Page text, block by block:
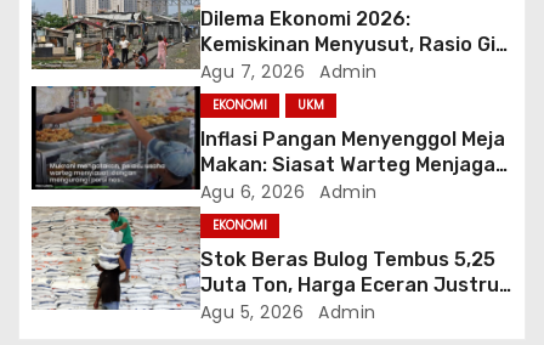
s
Dilema Ekonomi 2026:
Kemiskinan Menyusut, Rasio Gini
Mendorong Kesenjangan
Agu 7, 2026 Admin
EKONOMI UKM
Inflasi Pangan Menyenggol Meja
Makan: Siasat Warteg Menjaga
Harga Tetap Terjangkau
Agu 6, 2026 Admin
EKONOMI
Stok Beras Bulog Tembus 5,25
Juta Ton, Harga Eceran Justru
Naik 7 Bulan Berturut-Turut
Agu 5, 2026 Admin